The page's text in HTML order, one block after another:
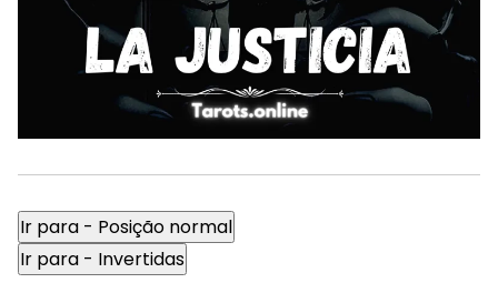
Ir para - Posição normal
Ir para - Invertidas